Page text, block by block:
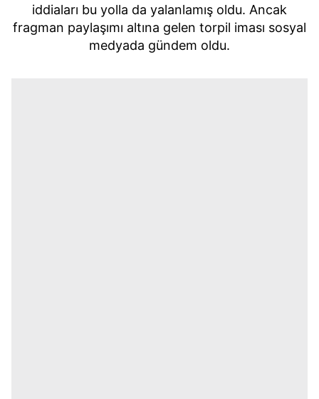
iddiaları bu yolla da yalanlamış oldu. Ancak
fragman paylaşımı altına gelen torpil iması sosyal
medyada gündem oldu.